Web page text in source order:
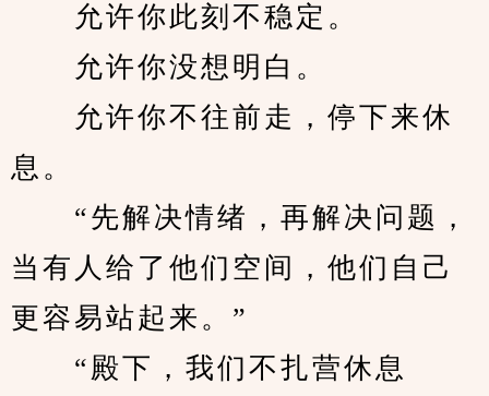
允许你此刻不稳定。
允许你没想明白。
允许你不往前走，停下来休
息。
“先解决情绪，再解决问题，
当有人给了他们空间，他们自己
更容易站起来。”
“殿下，我们不扎营休息